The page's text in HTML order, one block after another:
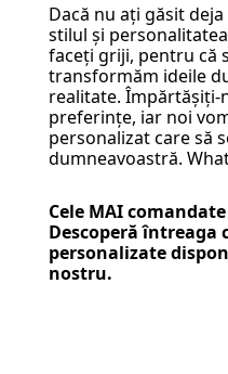
Dacă nu ați găsit
stilul și
faceți griji, pentru că
transformăm ideile
realitate. Împărtășiți-
preferințe, iar noi
personalizat care să
dumneavoastră.
Cele MAI comandate
Descoperă întreaga
personalizate
nostru.